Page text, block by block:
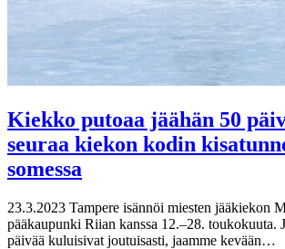
Kiekko putoaa jäähän 50
seuraa kiekon kodin
somessa
23.3.2023 Tampere isännöi miesten jääkiekon
pääkaupunki Riian kanssa 12.–28. toukokuuta.
päivää kuluisivat joutuisasti, jaamme kevään…